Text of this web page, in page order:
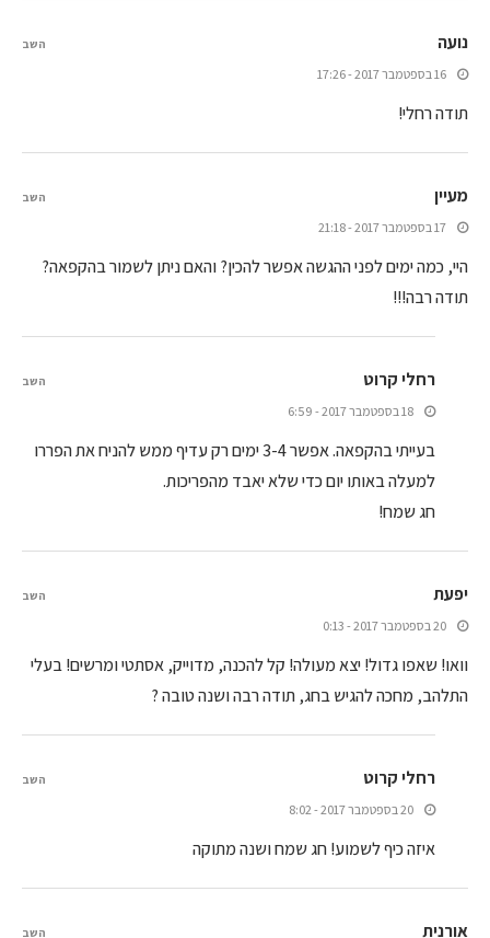
נועה
16 בספטמבר 2017 - 17:26
תודה רחלי!
השב
מעיין
17 בספטמבר 2017 - 21:18
היי, כמה ימים לפני ההגשה אפשר להכין? והאם ניתן לשמור בהקפאה?
תודה רבה!!!
השב
רחלי קרוט
18 בספטמבר 2017 - 6:59
בעייתי בהקפאה. אפשר 3-4 ימים רק עדיף ממש להניח את הפררו
למעלה באותו יום כדי שלא יאבד מהפריכות.
חג שמח!
השב
יפעת
20 בספטמבר 2017 - 0:13
וואו! שאפו גדול! יצא מעולה! קל להכנה, מדוייק, אסתטי ומרשים! בעלי
התלהב, מחכה להגיש בחג, תודה רבה ושנה טובה ?
השב
רחלי קרוט
20 בספטמבר 2017 - 8:02
איזה כיף לשמוע! חג שמח ושנה מתוקה
השב
אורנית השב